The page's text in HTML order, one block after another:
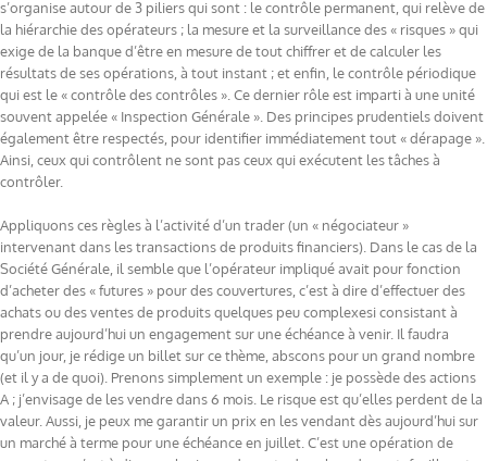
s’organise autour de 3 piliers qui sont : le contrôle permanent, qui relève de
la hiérarchie des opérateurs ; la mesure et la surveillance des « risques » qui
exige de la banque d’être en mesure de tout chiffrer et de calculer les
résultats de ses opérations, à tout instant ; et enfin, le contrôle périodique
qui est le « contrôle des contrôles ». Ce dernier rôle est imparti à une unité
souvent appelée « Inspection Générale ». Des principes prudentiels doivent
également être respectés, pour identifier immédiatement tout « dérapage ».
Ainsi, ceux qui contrôlent ne sont pas ceux qui exécutent les tâches à
contrôler.
Appliquons ces règles à l’activité d’un trader (un « négociateur »
intervenant dans les transactions de produits financiers). Dans le cas de la
Société Générale, il semble que l’opérateur impliqué avait pour fonction
d’acheter des « futures » pour des couvertures, c’est à dire d’effectuer des
achats ou des ventes de produits quelques peu complexesi consistant à
prendre aujourd’hui un engagement sur une échéance à venir. Il faudra
qu’un jour, je rédige un billet sur ce thème, abscons pour un grand nombre
(et il y a de quoi). Prenons simplement un exemple : je possède des actions
A ; j’envisage de les vendre dans 6 mois. Le risque est qu’elles perdent de la
valeur. Aussi, je peux me garantir un prix en les vendant dès aujourd’hui sur
un marché à terme pour une échéance en juillet. C’est une opération de